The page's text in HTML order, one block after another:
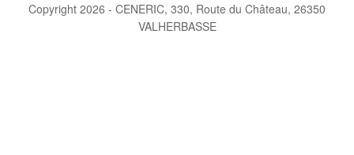
Copyright 2026 - CENERIC, 330, Route du Château, 26350
VALHERBASSE